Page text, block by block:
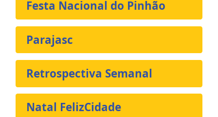
Festa Nacional do Pinhão
Parajasc
Retrospectiva Semanal
Natal FelizCidade